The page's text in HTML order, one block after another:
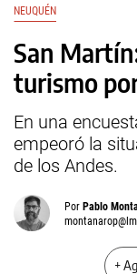
NEUQUÉN
San
turismo
En una
empeoró la
de los Andes.
Por Pablo
+